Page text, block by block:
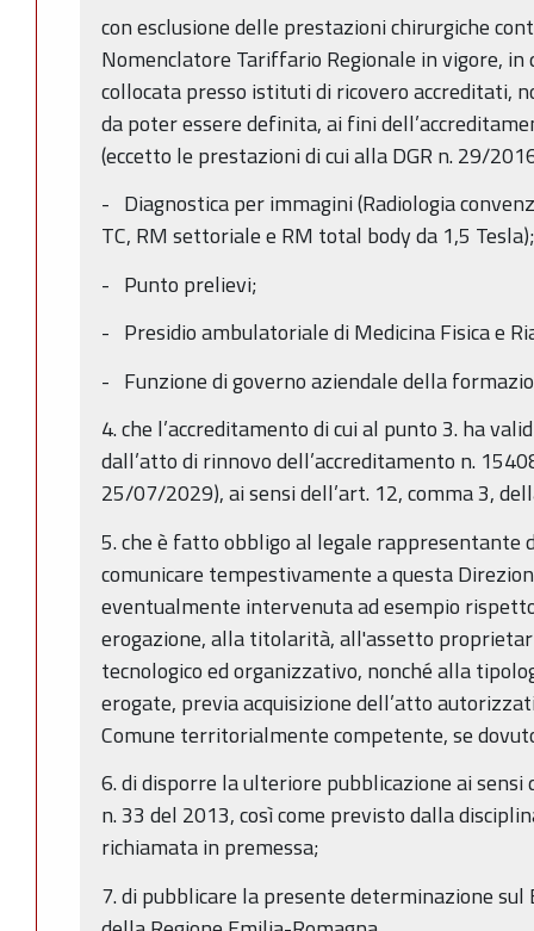
con esclusione delle prestazioni chirurgiche
Nomenclatore Tariffario Regionale in vigore,
collocata presso istituti di ricovero accreditati,
da poter essere definita, ai fini
(eccetto le prestazioni di cui alla DGR n. 29/
- Diagnostica per immagini (Radiologia
TC, RM settoriale e RM total body da 1,5 Tesla);
- Punto prelievi;
- Presidio ambulatoriale di Medicina Fisica e
- Funzione di governo aziendale della
4. che l’accreditamento di cui al punto 3. ha
dall’atto di rinnovo dell’accreditamento n.
25/07/2029), ai sensi dell’art. 12, comma 3,
5. che è fatto obbligo al legale
comunicare tempestivamente a questa
eventualmente intervenuta ad esempio
erogazione, alla titolarità, all'assetto
tecnologico ed organizzativo, nonché alla
erogate, previa acquisizione dell’atto
Comune territorialmente competente, se
6. di disporre la ulteriore pubblicazione ai sensi
n. 33 del 2013, così come previsto dalla
richiamata in premessa;
7. di pubblicare la presente determinazione